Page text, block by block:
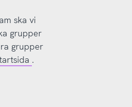
ska vi
grupper
grupper
.